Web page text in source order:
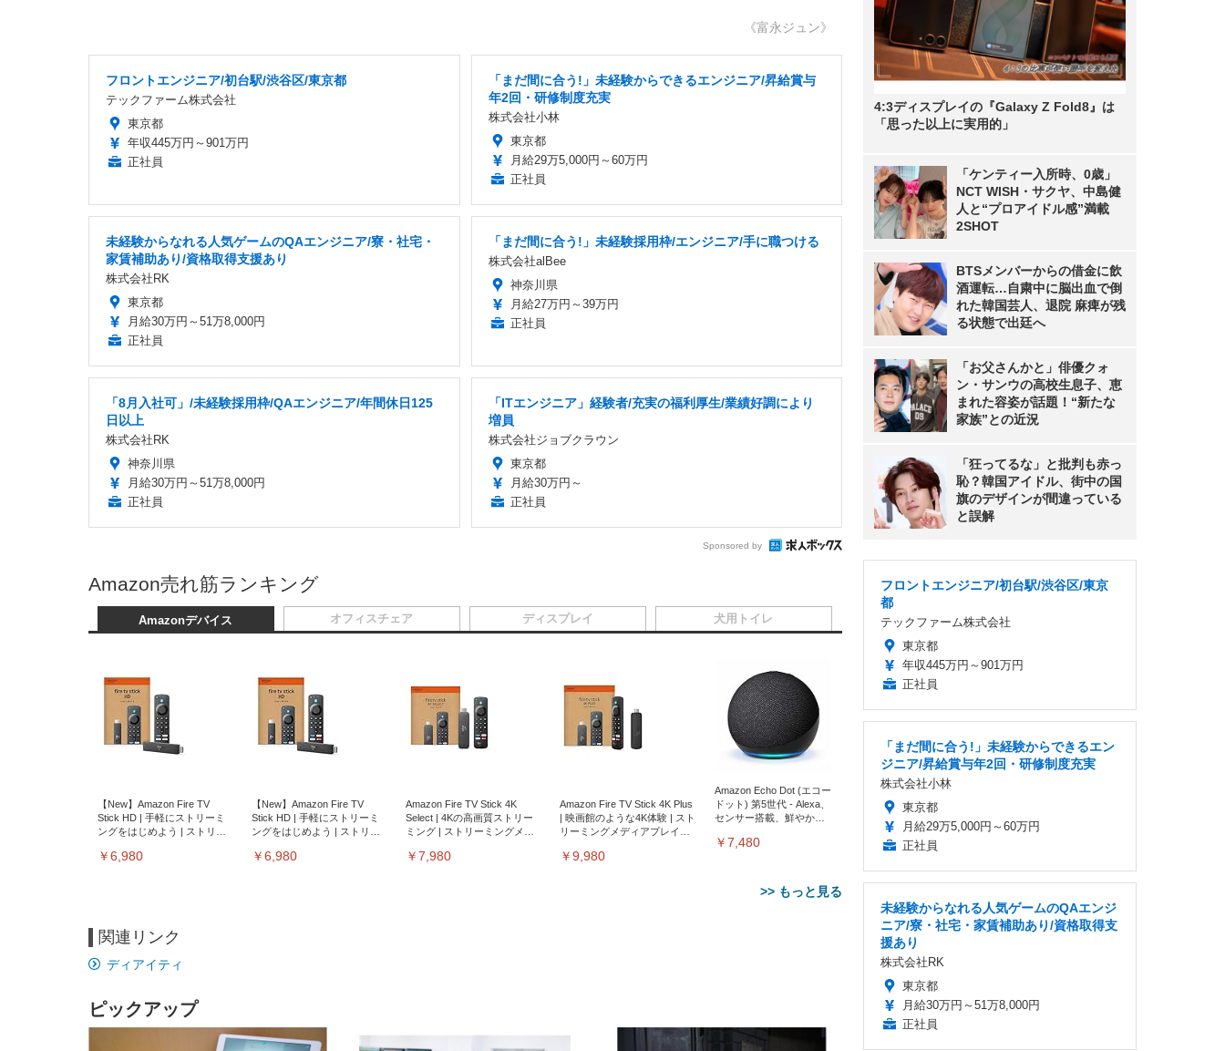
《富永ジュン》
フロントエンジニア/初台駅/渋谷区/東京都
テックファーム株式会社
東京都
年収445万円～901万円
正社員
「まだ間に合う!」未経験からできるエンジニア/昇給賞与
年2回・研修制度充実
株式会社小林
東京都
月給29万5,000円～60万円
正社員
未経験からなれる人気ゲームのQAエンジニア/寮・社宅・
家賃補助あり/資格取得支援あり
株式会社RK
東京都
月給30万円～51万8,000円
正社員
「まだ間に合う!」未経験採用枠/エンジニア/手に職つける
株式会社alBee
神奈川県
月給27万円～39万円
正社員
「8月入社可」/未経験採用枠/QAエンジニア/年間休日125
日以上
株式会社RK
神奈川県
月給30万円～51万8,000円
正社員
「ITエンジニア」経験者/充実の福利厚生/業績好調により
増員
株式会社ジョブクラウン
東京都
月給30万円～
正社員
Sponsored by
Amazon売れ筋ランキング
Amazonデバイス
【New】Amazon Fire TV
Stick HD | 手軽にストリーミ
ングをはじめよう | ストリー
￥6,980
【New】Amazon Fire TV
Stick HD | 手軽にストリーミ
ングをはじめよう | ストリー
￥6,980
Amazon Fire TV Stick 4K
Select | 4Kの高画質ストリー
ミング | ストリーミングメデ
￥7,980
Amazon Fire TV Stick 4K Plus
| 映画館のような4K体験 | スト
リーミングメディアプレイヤ
￥9,980
Amazon Echo Dot (エコー
ドット) 第5世代 - Alexa、
センサー搭載、鮮やかな
￥7,480
>> もっと見る
オフィスチェア ディスプレイ 犬用トイレ
関連リンク
ディアイティ
ピックアップ
4:3ディスプレイの『Galaxy Z Fold8』は
「思った以上に実用的」
「ケンティー入所時、0歳」
NCT WISH・サクヤ、中島健
人と“プロアイドル感”満載
2SHOT
BTSメンバーからの借金に飲
酒運転…自粛中に脳出血で倒
れた韓国芸人、退院 麻痺が残
る状態で出廷へ
「お父さんかと」俳優クォ
ン・サンウの高校生息子、恵
まれた容姿が話題！“新たな
家族”との近況
「狂ってるな」と批判も赤っ
恥？韓国アイドル、街中の国
旗のデザインが間違っている
と誤解
フロントエンジニア/初台駅/渋谷区/東京
都
テックファーム株式会社
東京都
年収445万円～901万円
正社員
「まだ間に合う!」未経験からできるエン
ジニア/昇給賞与年2回・研修制度充実
株式会社小林
東京都
月給29万5,000円～60万円
正社員
未経験からなれる人気ゲームのQAエンジ
ニア/寮・社宅・家賃補助あり/資格取得支
援あり
株式会社RK
東京都
月給30万円～51万8,000円
正社員